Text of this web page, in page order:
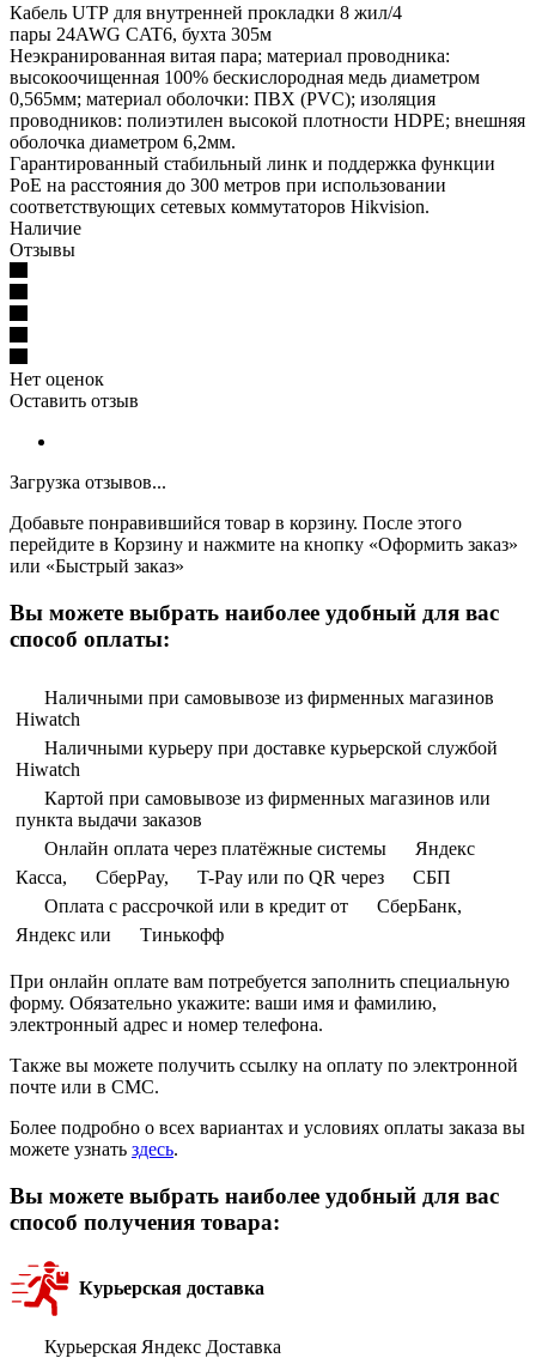
Кабель UTP для внутренней прокладки 8 жил/4
пары 24AWG CAT6, бухта 305м
Неэкранированная витая пара; материал проводника:
высокоочищенная 100% бескислородная медь диаметром
0,565мм; материал оболочки: ПВХ (PVC); изоляция
проводников: полиэтилен высокой плотности HDPE; внешняя
оболочка диаметром 6,2мм.
Гарантированный стабильный линк и поддержка функции
PoE на расстояния до 300 метров при использовании
соответствующих сетевых коммутаторов Hikvision.
Наличие
Отзывы
Нет оценок
Оставить отзыв
Загрузка отзывов...
Добавьте понравившийся товар в корзину. После этого
перейдите в Корзину и нажмите на кнопку «Оформить заказ»
или «Быстрый заказ»
Вы можете выбрать наиболее удобный для вас
способ оплаты:
Наличными при самовывозе из фирменных магазинов
Hiwatch
Наличными курьеру при доставке курьерской службой
Hiwatch
Картой при самовывозе из фирменных магазинов или
пункта выдачи заказов
Онлайн оплата через платёжные системы
Яндекс
Касса,
СберPay, T-Pay или по QR через
СБП
Оплата с рассрочкой или в кредит от
СберБанк,
Яндекс или
Тинькофф
При онлайн оплате вам потребуется заполнить специальную
форму. Обязательно укажите: ваши имя и фамилию,
электронный адрес и номер телефона.
Также вы можете получить ссылку на оплату по электронной
почте или в СМС.
Более подробно о всех вариантах и условиях оплаты заказа вы
можете узнать здесь.
Вы можете выбрать наиболее удобный для вас
способ получения товара:
Курьерская доставка
Курьерская Яндекс Доставка